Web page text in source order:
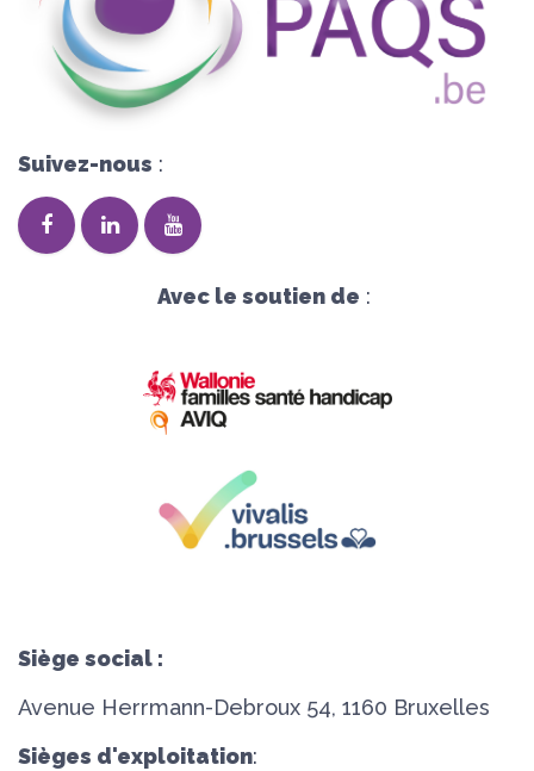
Suivez-nous :
Avec le soutien de :
Siège social :
Avenue Herrmann-Debroux 54, 1160 Bruxelles
Sièges d'exploitation: